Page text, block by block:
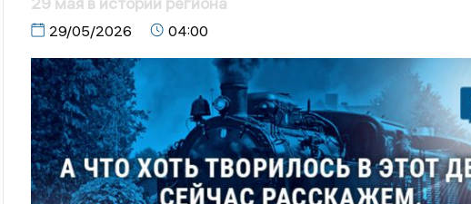
29/05/2026 04:00